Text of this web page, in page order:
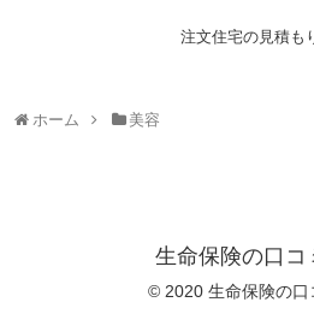
注文住宅の見積も
ホーム 美容
生命保険の口コ
© 2020 生命保険の口